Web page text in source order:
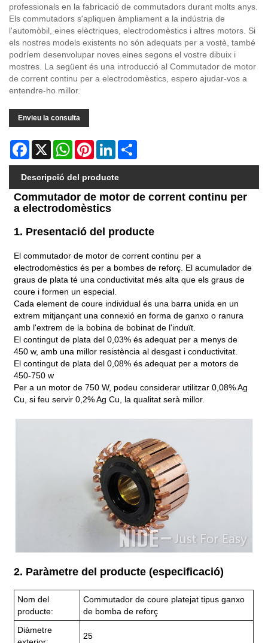
professionals en la fabricació de commutadors durant molts anys.
Els commutadors s'apliquen àmpliament a la indústria de
l'automòbil, eines elèctriques, electrodomèstics i altres motors. Si
els nostres models existents no són adequats per a vostè, també
podríem desenvolupar noves eines segons el vostre dibuix i
mostres. La següent és una introducció al Commutador de motor
de corrent continu per a electrodomèstics, espero ajudar-vos a
entendre-ho millor.
Envieu la consulta
Facebook
X WhatsAppPinterestLinkedIn
Descripció del producte
Commutador de motor de corrent continu per
a electrodomèstics
1. Presentació del producte
El commutador de motor de corrent continu per a
electrodomèstics és per a bombes de reforç. El acumulador de
graus de plata té una conductivitat més alta que els graus de
coure i formen un especial.
Cada element de coure individual és una barra unida en un
extrem mitjançant una connexió en forma de ganxo o ranura
amb l'extrem de la bobina de bobinat de l'induït.
El contingut de plata del 0,03% és adequat per a menys de
450 w, amb una millor resistència al desgast i conductivitat.
El contingut de plata del 0,08% és adequat per a motors de
450-750 w
Per a un motor de 750 W, podeu considerar utilitzar 0,08% Ag
Cu, si feu servir 0,2% Ag Cu, la qualitat serà millor.
2. Paràmetre del producte (especificació)
Nom del
producte:
Commutador de coure platejat tipus ganxo
de bomba de reforç
Diàmetre
25